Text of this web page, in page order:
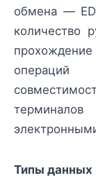
обмена —
количество
Типы данных